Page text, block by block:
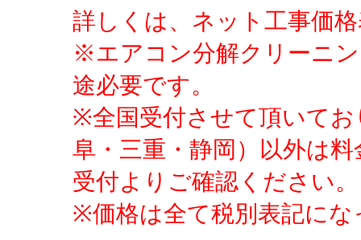
詳しくは、ネット工事価
※エアコン分解クリーニ
途必要です。
※全国受付させて頂いて
阜・三重・静岡）以外は
受付よりご確認ください。
※価格は全て税別表記にな